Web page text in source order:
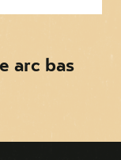
arc bas